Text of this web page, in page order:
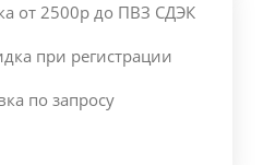
от 2500р до ПВЗ СДЭК
при регистрации
по запросу